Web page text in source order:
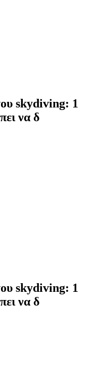
skydiving: 1
να δ
skydiving: 1
να δ